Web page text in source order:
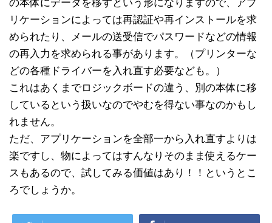
の本体にデータを移すという形になりますので、アプ
リケーションによっては再認証や再インストールを求
められたり、メールの送受信でパスワードなどの情報
の再入力を求められる事があります。（プリンターな
どの各種ドライバーを入れ直す必要なども。）
これはあくまでロジックボードの違う、別の本体に移
しているという扱いなのでやむを得ない事なのかもし
れません。
ただ、アプリケーションを全部一から入れ直すよりは
楽ですし、物によってはすんなり そのまま使えるケー
スもあるので、試してみる価値はあり！！というとこ
ろでしょうか。